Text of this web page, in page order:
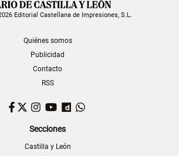
Editorial Castellana de Impresiones, S.L.
Quiénes somos
Publicidad
Contacto
RSS
Facebook
TwitterInstagram
YouTubeDailymotion
Secciones
Castilla y León